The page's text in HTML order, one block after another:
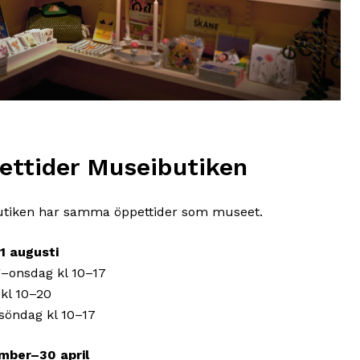
Museibutiken
har samma öppettider som museet.
augusti
kl 10–17
10–20
kl 10–17
april